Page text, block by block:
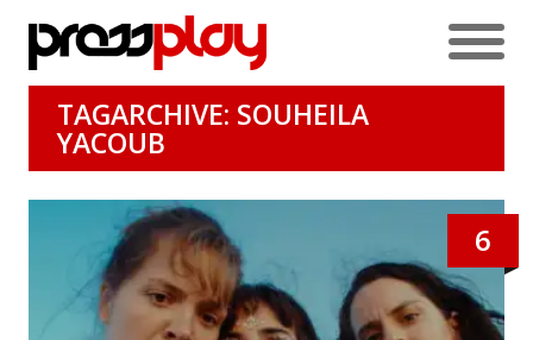
TAGARCHIVE: SOUHEILA
YACOUB
6